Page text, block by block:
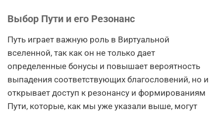
Выбор Пути и его Резонанс
Путь играет важную роль в Виртуальной
вселенной, так как он не только дает
определенные бонусы и повышает вероятность
выпадения соответствующих благословений, но и
открывает доступ к резонансу и формированиям
Пути, которые, как мы уже указали выше, могут